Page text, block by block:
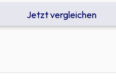
Jetzt vergleichen